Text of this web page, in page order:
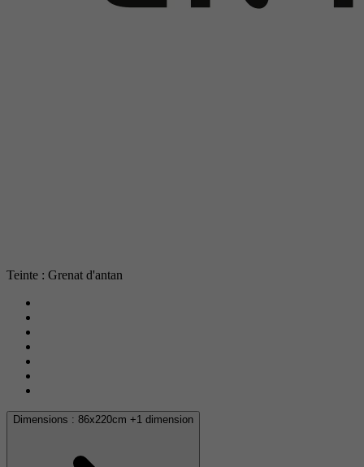
Teinte : Grenat d'antan
Dimensions : 86x220cm +1 dimension